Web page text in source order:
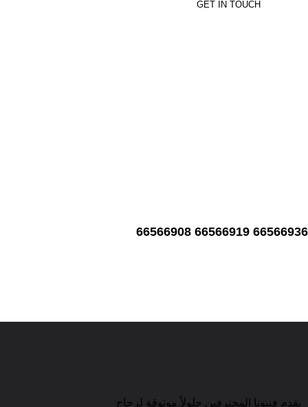
يقدم فنيونا المحترفين حلولاً موثوقة لزجاج